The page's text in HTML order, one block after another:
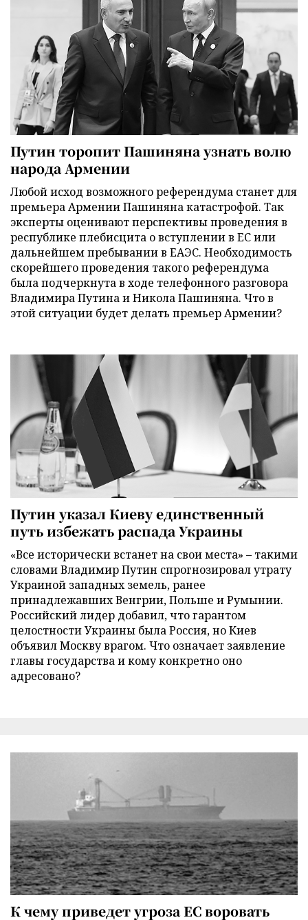
Путин торопит Пашиняна узнать волю
народа Армении
Любой исход возможного референдума станет для
премьера Армении Пашиняна катастрофой. Так
эксперты оценивают перспективы проведения в
республике плебисцита о вступлении в ЕС или
дальнейшем пребывании в ЕАЭС. Необходимость
скорейшего проведения такого референдума
была подчеркнута в ходе телефонного разговора
Владимира Путина и Никола Пашиняна. Что в
этой ситуации будет делать премьер Армении?
Путин указал Киеву единственный
путь избежать распада Украины
«Все исторически встанет на свои места» – такими
словами Владимир Путин спрогнозировал утрату
Украиной западных земель, ранее
принадлежавших Венгрии, Польше и Румынии.
Российский лидер добавил, что гарантом
целостности Украины была Россия, но Киев
объявил Москву врагом. Что означает заявление
главы государства и кому конкретно оно
адресовано?
К чему приведет угроза ЕС воровать